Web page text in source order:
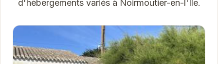
d'hébergements variés à Noirmoutier-en-l'Île.